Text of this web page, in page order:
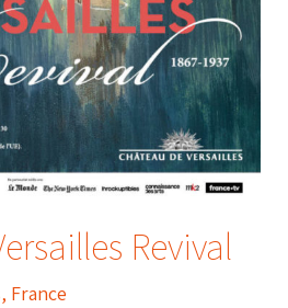
Revival
France